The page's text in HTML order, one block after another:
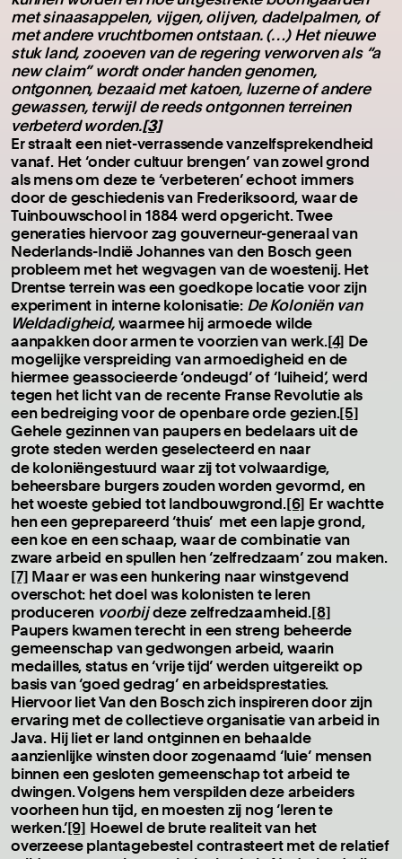
met sinaasappelen, vijgen, olijven, dadelpalmen, of
met andere vruchtbomen ontstaan. (…) Het nieuwe
stuk land, zooeven van de regering verworven als “a
new claim” wordt onder handen genomen,
ontgonnen, bezaaid met katoen, luzerne of andere
gewassen, terwijl de reeds ontgonnen terreinen
verbeterd worden.[3]
Er straalt een niet-verrassende vanzelfsprekendheid
vanaf. Het ‘onder cultuur brengen’ van zowel grond
als mens om deze te ‘verbeteren’ echoot immers
door de geschiedenis van Frederiksoord, waar de
Tuinbouwschool in 1884 werd opgericht. Twee
generaties hiervoor zag gouverneur-generaal van
Nederlands-Indië Johannes van den Bosch geen
probleem met het wegvagen van de woestenij. Het
Drentse terrein was een goedkope locatie voor zijn
experiment in interne kolonisatie: De Koloniën van
Weldadigheid,waarmee hij armoede wilde
aanpakken door armen te voorzien van werk.[4] De
mogelijke verspreiding van armoedigheid en de
hiermee geassocieerde ‘ondeugd’ of ‘luiheid’, werd
tegen het licht van de recente Franse Revolutie als
een bedreiging voor de openbare orde gezien.[5]
Gehele gezinnen van paupers en bedelaars uit de
grote steden werden geselecteerd en naar
de koloniëngestuurd waar zij tot volwaardige,
beheersbare burgers zouden worden gevormd, en
het woeste gebied tot landbouwgrond.[6] Er wachtte
hen een geprepareerd ‘thuis’ met een lapje grond,
een koe en een schaap, waar de combinatie van
zware arbeid en spullen hen ‘zelfredzaam’ zou maken.
[7] Maar er was een hunkering naar winstgevend
overschot: het doel was kolonisten te leren
produceren voorbijdeze zelfredzaamheid.[8]
Paupers kwamen terecht in een streng beheerde
gemeenschap van gedwongen arbeid, waarin
medailles, status en ‘vrije tijd’ werden uitgereikt op
basis van ‘goed gedrag’ en arbeidsprestaties.
Hiervoor liet Van den Bosch zich inspireren door zijn
ervaring met de collectieve organisatie van arbeid in
Java. Hij liet er land ontginnen en behaalde
aanzienlijke winsten door zogenaamd ‘luie’ mensen
binnen een gesloten gemeenschap tot arbeid te
dwingen. Volgens hem verspilden deze arbeiders
voorheen hun tijd, en moesten zij nog ‘leren te
werken.’[9] Hoewel de brute realiteit van het
overzeese plantagebestel contrasteert met de relatief